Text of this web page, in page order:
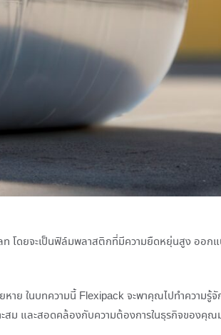
โดยจะเป็นฟิล์มพลาสติกที่มีความยืดหยุ่นสูง ออกแ
าย ในบทความนี้ Flexipack จะพาคุณไปทำความ
ะสม และสอดคล้องกับความต้องการในธุรกิจของคุณ